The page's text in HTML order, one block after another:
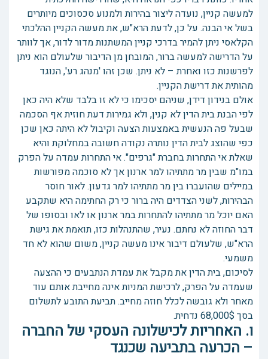
למעשה קניין, נועדה ליצור בהירות ולמנוע סכסוכים מיותרים
בשל אי הבנה. על כן, לדעת הרא"ש, את מעשה הקניין ההלכתי
הקלאסי ניתן להמיר בדרכי קניין המשתנות מדור לדור, אך לוותר
על הדרישה למעשה ברור, המובחן מן הדיבור שלעולם הוא ניתן
לפרשנות כזו ואחרת – לא ניתן. שכן זהו 'מנהג רע', הנוגד
מהותית את דרישת הקניין.
אולם בנידון דידן, שניהם יסכימו כי לא זו בלבד שלא היה כאן
לפי הבנת בית הדין לא קנין, ולא גמירות דעת חוזית אף הסכמה
שבעל פה הנעשית באמצעות הצעה וקיבול לא היתה כאן שכן
כפי שהוצג לבית הדין נותרה נקודה חשובה במחלוקת והיא
שאלת אי התחרות בחברת "גרפים". אי התחרות עמדה על הפרק
במו"מ שבין מר מתתיהו למר ארנון אך לא סוכמה מפורשות
במיילים שהועברו בין מר מתתיהו למר גדעון. לאור חוסר
הבהירות, לשני הצדדים היה ברור כי רק החתימה היא שתקבע
האם יוכל מר מתתיהו להתחרות במר ארנון או לאו ובסופו של
דבר החוזה לא נחתם. נעיר, שהתנהלות כזו, תואמת את גישת
הרא"ש, שלעולם דיבור אינו מעשה קניין, משום שהוא לא חד
משמעי.
לסיכום, בית הדין את מקבל את עמדת הנתבעים כי ההצעה
שעמדה על הפרק, לרכישת המניות אינה מחייבת אותם עוד
מאחר ולא גובשה לכלל חוזה מחייב. תביעת התובע לתשלום
בסך 68,000$ נדחית.
ו. האחריות לכישלונה העסקי של החברה
– הכרעה בתביעה שכנגד